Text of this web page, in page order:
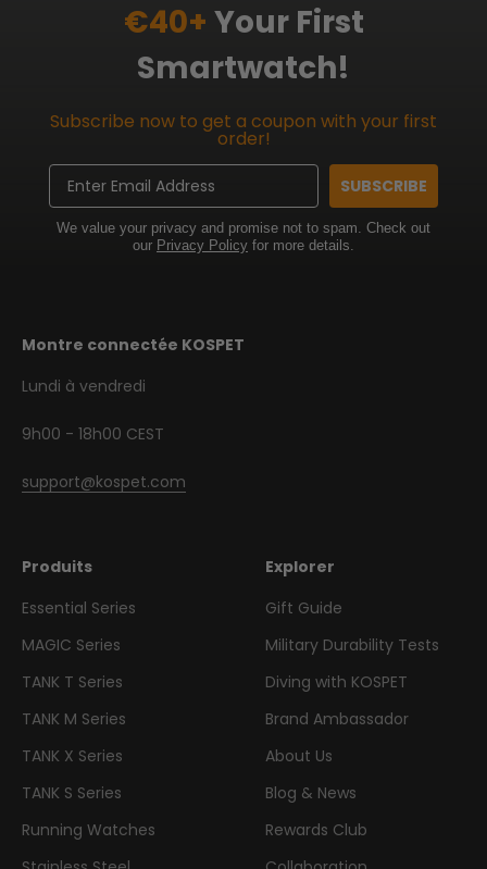
€40+ Your First
Smartwatch!
Subscribe now to get a coupon with your first
order!
Email
SUBSCRIBE
We value your privacy and promise not to spam. Check out
our Privacy Policy for more details.
Montre connectée KOSPET
Lundi à vendredi
9h00 - 18h00 CEST
support@kospet.com
Produits
Essential Series
MAGIC Series
TANK T Series
TANK M Series
TANK X Series
TANK S Series
Running Watches
Explorer
Gift Guide
Military Durability Tests
Diving with KOSPET
Brand Ambassador
About Us
Blog & News
Rewards Club